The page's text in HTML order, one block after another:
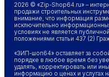
2026 © «Zip-Shop64.ru» –
продажи строительных
внимание, что информация
исключительно
условиях не является публичной
положениями статьи 437 (2)
«ЗИП-шоп64» оставляет за
порядке в любое время без
удалять, корректировать или
информацию о ценах и услугах